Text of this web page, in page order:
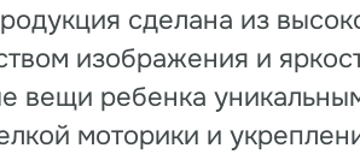
сделана из
изображения и
вещи ребенка
моторики и